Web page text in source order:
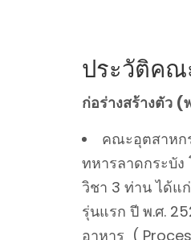
ประวัติคณ
ก่อร่างสร้างตัว
คณะอุตสาหก
ทหารลาดกระบั
วิชา 3 ท่าน ได้แ
รุ่นแรก ปี พ.ศ.
อาหาร (